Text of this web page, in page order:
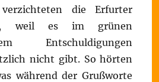
die Erfurter
weil es im grünen
Entschuldigungen
nicht gibt. So hörten
während der Grußworte